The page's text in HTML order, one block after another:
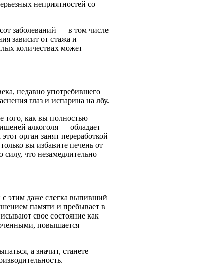
неприятностей со
заболеваний — в том числе
зависит от стажа и
количествах может
недавно употребившего
глаз и испарина на лбу.
того, как вы полностью
алкоголя — обладает
орган занят переработкой
вы избавите печень от
силу, что незамедлительно
этим даже слегка выпивший
памяти и пребывает в
свое состояние как
повышается
а значит, станете